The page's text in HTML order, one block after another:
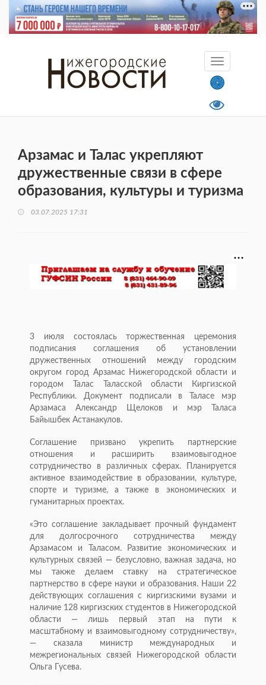
Арзамас и Талас укрепляют
дружественные связи в сфере
образования, культуры и туризма
03.07.2025 17:31
3 июля состоялась торжественная церемония
подписания соглашения об установлении
дружественных отношений между городским
округом город Арзамас Нижегородской области и
городом Талас Таласской области Киргизской
Республики. Документ подписали в Таласе мэр
Арзамаса Александр Щелоков и мэр Таласа
Байышбек Астанакулов.
Соглашение призвано укрепить партнерские
отношения и расширить взаимовыгодное
сотрудничество в различных сферах. Планируется
активное взаимодействие в образовании, культуре,
спорте и туризме, а также в экономических и
гуманитарных проектах.
«Это соглашение закладывает прочный фундамент
для долгосрочного сотрудничества между
Арзамасом и Таласом. Развитие экономических и
культурных связей — безусловно, важная задача, но
мы также делаем ставку на стратегическое
партнерство в сфере науки и образования. Наши 22
действующих соглашения с киргизскими вузами и
наличие 128 киргизских студентов в Нижегородской
области — лишь первый этап на пути к
масштабному и взаимовыгодному сотрудничеству»,
— сказала министр международных и
межрегиональных связей Нижегородской области
Ольга Гусева.